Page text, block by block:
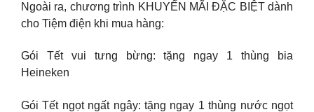
Ngoài ra, chương trình KHUYẾN MÃI ĐẶC BIỆT dành
cho Tiệm điện khi mua hàng:
Gói Tết vui tưng bừng: tặng ngay 1 thùng bia
Heineken
Gói Tết ngọt ngất ngây: tặng ngay 1 thùng nước ngọt